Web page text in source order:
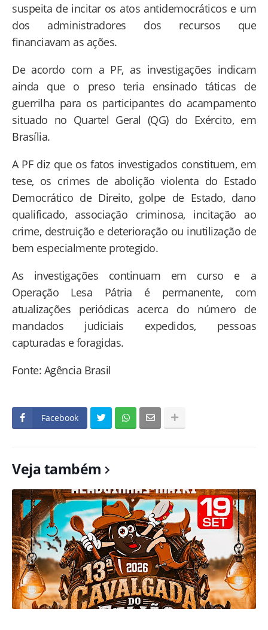
suspeita de incitar os atos antidemocráticos e um
dos administradores dos recursos que
financiavam as ações.
De acordo com a PF, as investigações indicam
ainda que o preso teria ensinado táticas de
guerrilha para os participantes do acampamento
situado no Quartel Geral (QG) do Exército, em
Brasília.
A PF diz que os fatos investigados constituem, em
tese, os crimes de abolição violenta do Estado
Democrático de Direito, golpe de Estado, dano
qualificado, associação criminosa, incitação ao
crime, destruição e deterioração ou inutilização de
bem especialmente protegido.
As investigações continuam em curso e a
Operação Lesa Pátria é permanente, com
atualizações periódicas acerca do número de
mandados judiciais expedidos, pessoas
capturadas e foragidas.
Fonte: Agência Brasil
Facebook
Veja também